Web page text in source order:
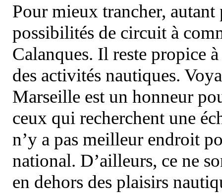
Pour mieux trancher, autant
possibilités de circuit à
Calanques. Il reste propice
des activités nautiques.
Marseille est un honneur
ceux qui recherchent une
n’y a pas meilleur endroit
national. D’ailleurs, ce ne
en dehors des plaisirs